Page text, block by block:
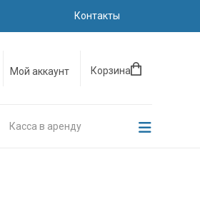
Контакты
Мой аккаунт Корзина
Касса в аренду